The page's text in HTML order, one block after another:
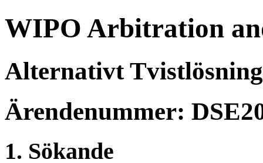
WIPO Arbitration
Alternativt
Ärendenummer:
1. Sökande